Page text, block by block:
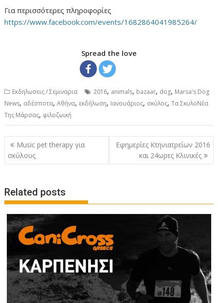
Για περισσότερες πληροφορίες
https://www.facebook.com/events/1682864041985264/
Spread the love
Εκδηλωσεις / Σεμιναρια 2016, animals, bazaar, dog, Marsa's Dog
News, αδέσποτα,Αθήνα, εκδήλωση, Ιανουάριος, σκύλος,Τα ΣκυλοΝέα
Της Μάρσας, φιλοζωική
Post
navigation
Music pet therapy για
σκύλους
Εφημερίες Κτηνιατρείων 2016
και 24ωρες Κλινικές
Related posts